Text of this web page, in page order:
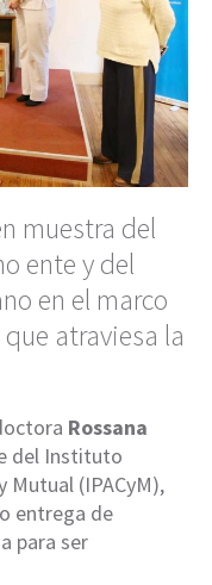
muestra del
ente y del
en el marco
atraviesa la
Rossana
del Instituto
Mutual (IPACyM),
entrega de
para ser